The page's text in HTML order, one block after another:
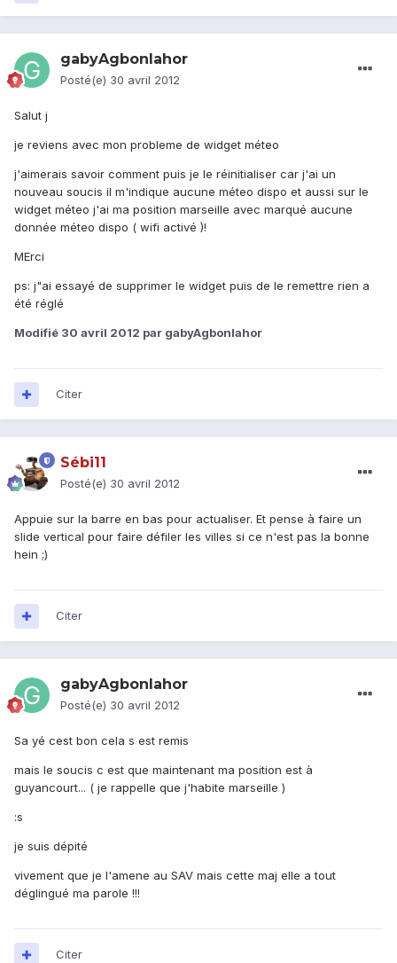
gabyAgbonlahor
Posté(e) 30 avril 2012
Salut j
je reviens avec mon probleme de widget méteo
j'aimerais savoir comment puis je le réinitialiser car j'ai un
nouveau soucis il m'indique aucune méteo dispo et aussi sur le
widget méteo j'ai ma position marseille avec marqué aucune
donnée méteo dispo ( wifi activé )!
MErci
ps: j"ai essayé de supprimer le widget puis de le remettre rien a
été réglé
Modifié 30 avril 2012 par gabyAgbonlahor
Citer
Sébi11
Posté(e) 30 avril 2012
Appuie sur la barre en bas pour actualiser. Et pense à faire un
slide vertical pour faire défiler les villes si ce n'est pas la bonne
hein ;)
Citer
gabyAgbonlahor
Posté(e) 30 avril 2012
Sa yé cest bon cela s est remis
mais le soucis c est que maintenant ma position est à
guyancourt... ( je rappelle que j'habite marseille )
:s
je suis dépité
vivement que je l'amene au SAV mais cette maj elle a tout
déglingué ma parole !!!
Citer